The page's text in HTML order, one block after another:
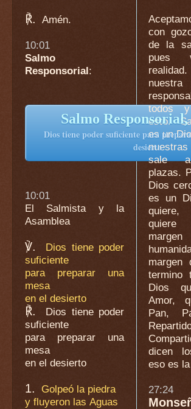
℟. Amén.
10:01
Salmo
Responsorial:
Salmo
Dios tiene poder suficiente para
desierto
10:01
El Salmista y la
Asamblea
℣.
Dios tiene poder
suficiente
para preparar una
mesa
en el desierto
℟.
Dios tiene poder
suficiente
para preparar una
mesa
en el desierto
1.
Golpeó la piedra
y fluyeron las Aguas
con
de la
pues
realidad.
nuestra
todos y
esto.
es un
sale a
plazas.
Dios
es un
quiere,
margen
termino
Dios
Amor,
Pan,
dicen
eso es
27:24